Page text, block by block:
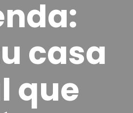
casa
que